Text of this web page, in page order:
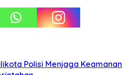
Polisi Menjaga Keamanan